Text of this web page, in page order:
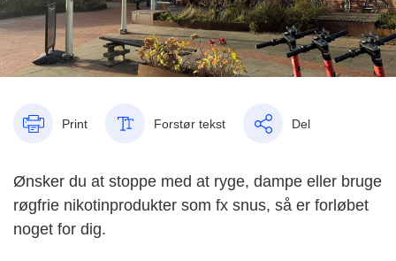
Print Forstør tekst Del
Ønsker du at stoppe med at ryge, dampe eller bruge
røgfrie nikotinprodukter som fx snus, så er forløbet
noget for dig.